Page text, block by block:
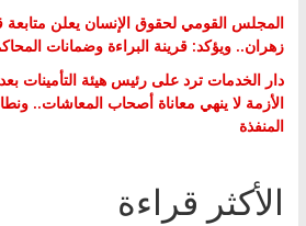
المجلس القومي لحقوق الإنسان يعلن متابعة
زهران.. ويؤكد: قرينة البراءة وضمانات
دار الخدمات ترد على رئيس هيئة التأمينات
الأزمة لا ينهي معاناة أصحاب المعاشات..
المنفذة
الأكثر قراءة